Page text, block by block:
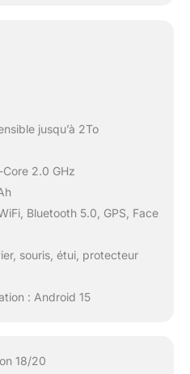
jusqu’à 2To
2.0 GHz
Bluetooth 5.0, GPS, Face
souris, étui, protecteur
: Android 15
18/20